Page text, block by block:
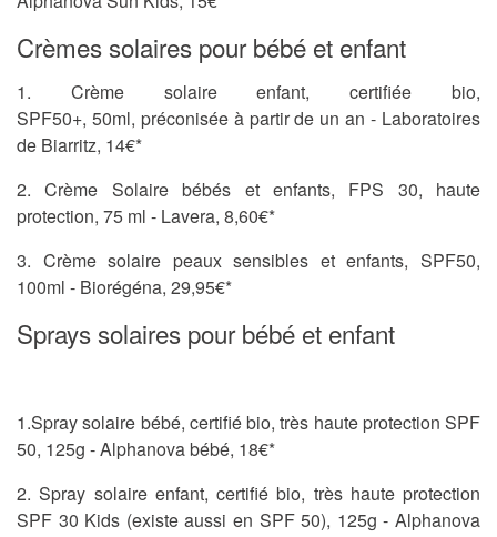
Crèmes solaires pour bébé et enfant
1. Crème solaire enfant, certifiée bio,
SPF50+, 50ml, préconisée à partir de un an - Laboratoires
de Biarritz, 14€*
2. Crème Solaire bébés et enfants, FPS 30, haute
protection, 75 ml - Lavera, 8,60€*
3. Crème solaire peaux sensibles et enfants, SPF50,
100ml - Biorégéna, 29,95€*
Sprays solaires pour bébé et enfant
1.Spray solaire bébé, certifié bio, très haute protection SPF
50, 125g - Alphanova bébé, 18€*
2. Spray solaire enfant, certifié bio, très haute protection
SPF 30 Kids (existe aussi en SPF 50), 125g - Alphanova